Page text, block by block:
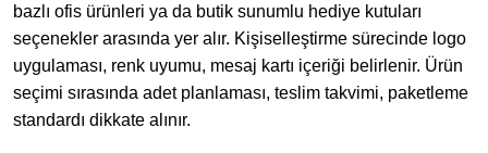
bazlı ofis ürünleri ya da butik sunumlu hediye kutuları
seçenekler arasında yer alır. Kişiselleştirme sürecinde logo
uygulaması, renk uyumu, mesaj kartı içeriği belirlenir. Ürün
seçimi sırasında adet planlaması, teslim takvimi, paketleme
standardı dikkate alınır.